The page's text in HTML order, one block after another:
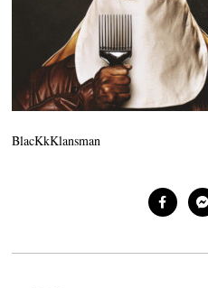
BlacKkKlansman